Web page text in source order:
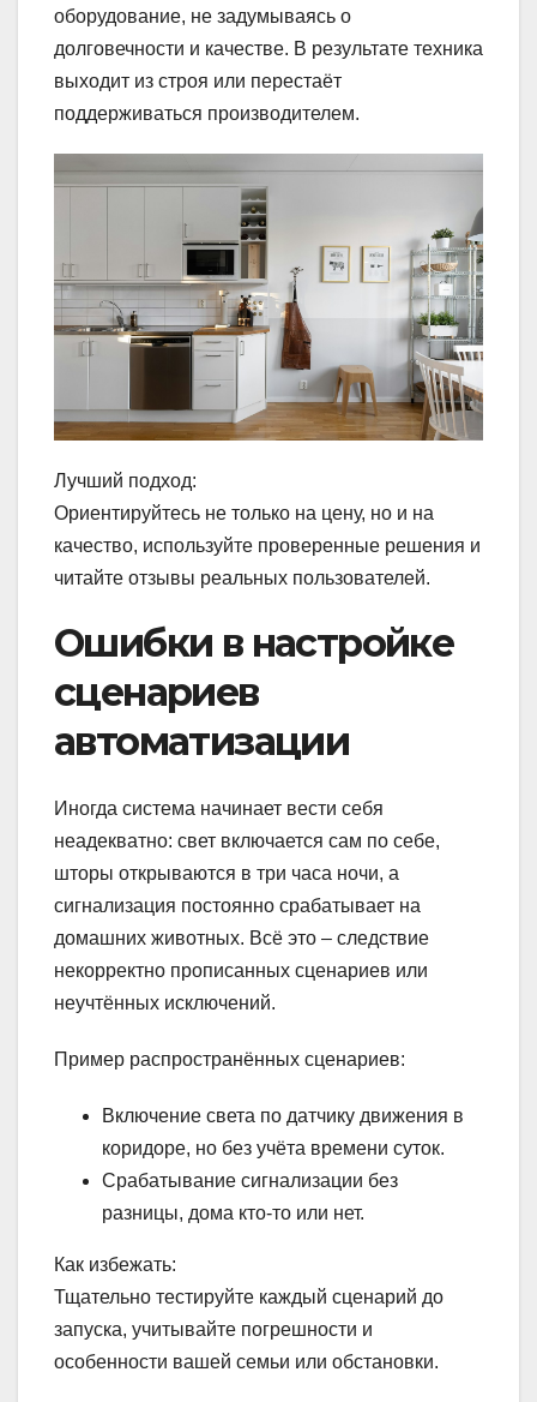
оборудование, не задумываясь о
долговечности и качестве. В результате техника
выходит из строя или перестаёт
поддерживаться производителем.
Лучший подход:
Ориентируйтесь не только на цену, но и на
качество, используйте проверенные решения и
читайте отзывы реальных пользователей.
Ошибки в настройке
сценариев
автоматизации
Иногда система начинает вести себя
неадекватно: свет включается сам по себе,
шторы открываются в три часа ночи, а
сигнализация постоянно срабатывает на
домашних животных. Всё это – следствие
некорректно прописанных сценариев или
неучтённых исключений.
Пример распространённых сценариев:
Включение света по датчику движения в
коридоре, но без учёта времени суток.
Срабатывание сигнализации без
разницы, дома кто-то или нет.
Как избежать:
Тщательно тестируйте каждый сценарий до
запуска, учитывайте погрешности и
особенности вашей семьи или обстановки.